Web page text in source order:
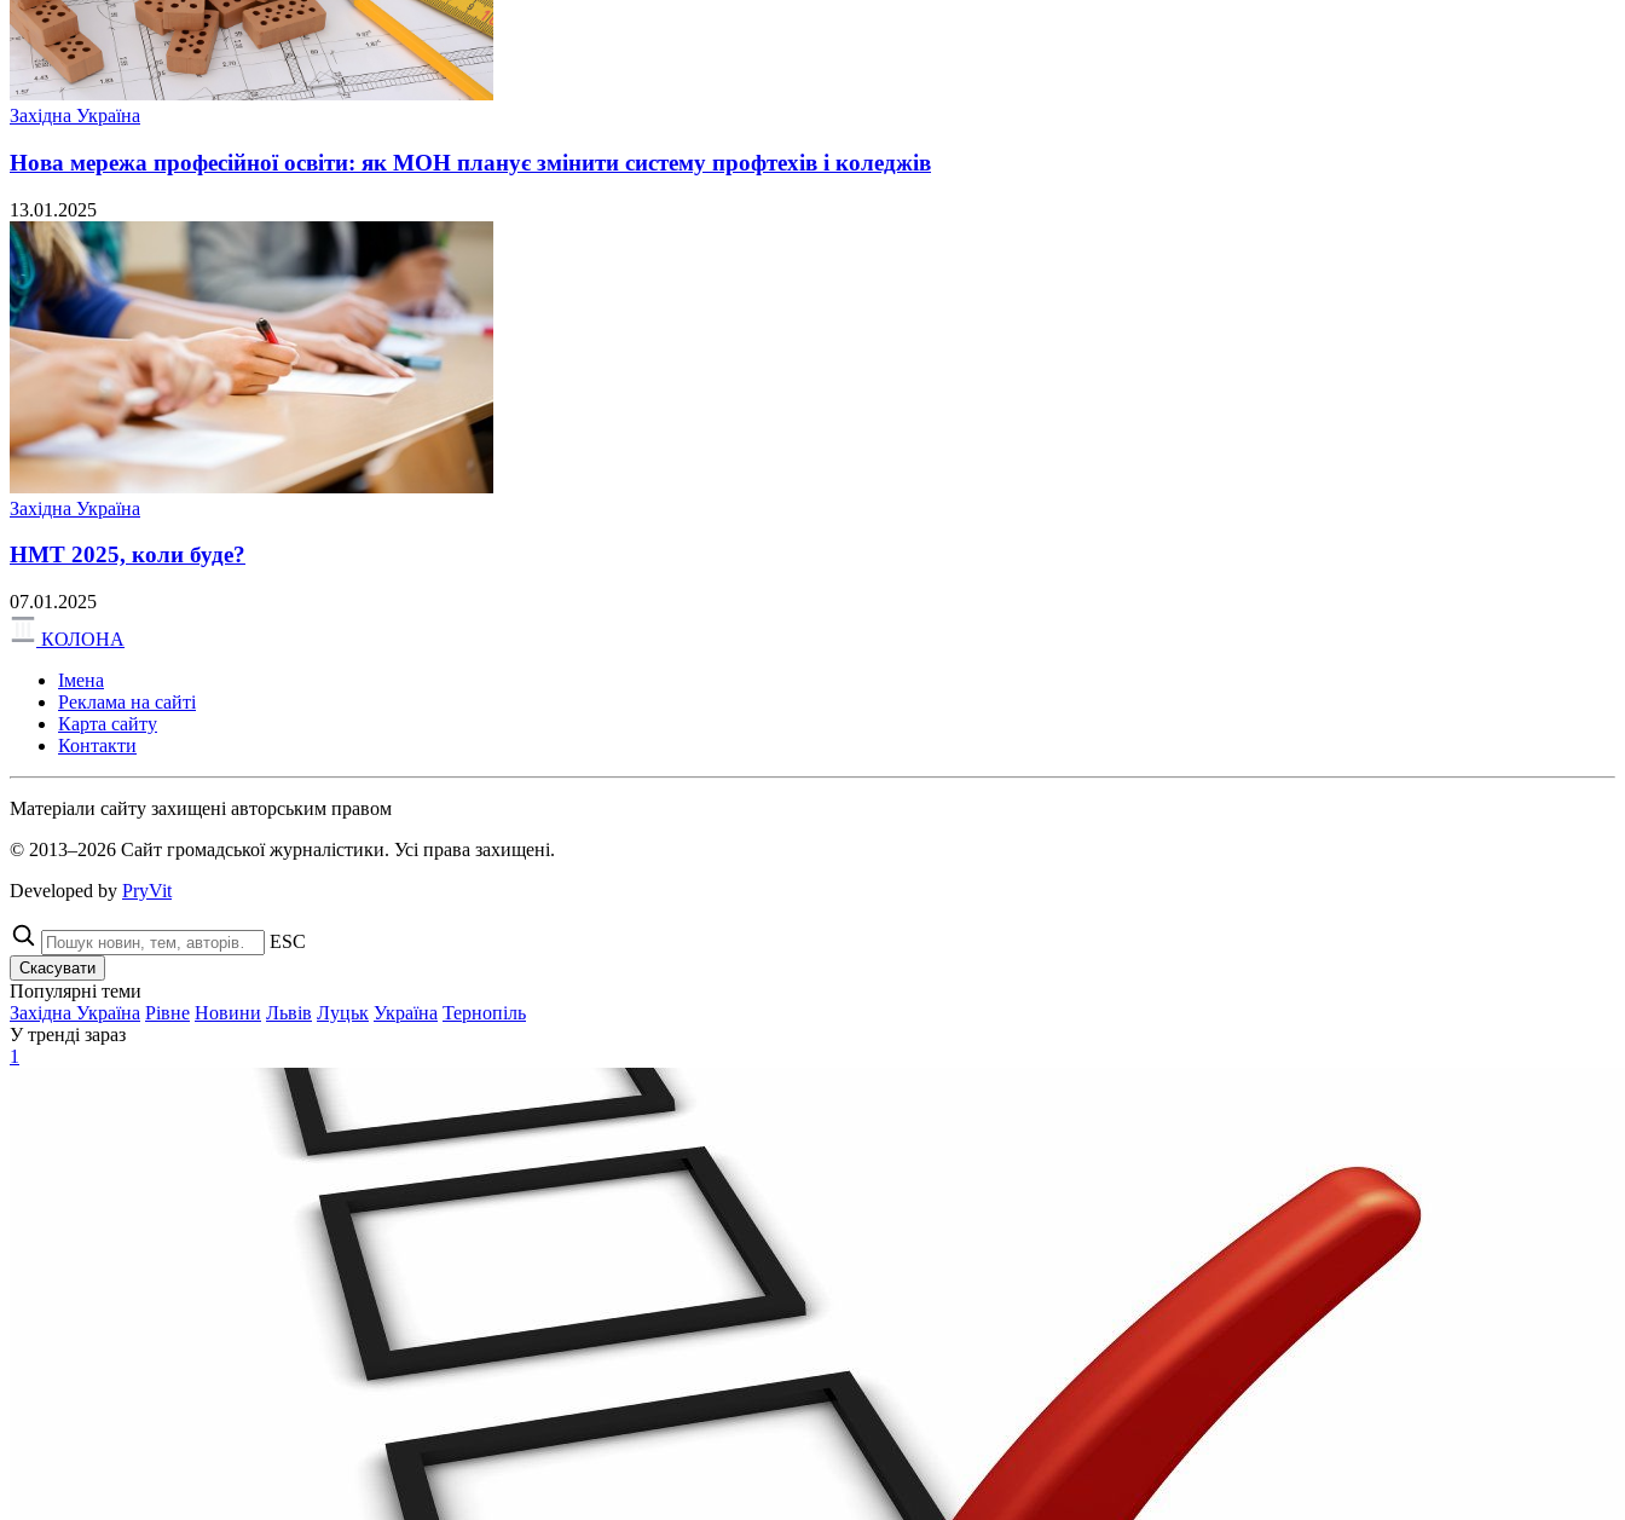
Західна Україна
Нова мережа професійної освіти: як МОН планує змінити систему профтехів і коледжів
13.01.2025
Західна Україна
НМТ 2025, коли буде?
07.01.2025
КОЛОНА
Імена
Реклама на сайті
Карта сайту
Контакти
Матеріали сайту захищені авторським правом
© 2013–2026 Сайт громадської журналістики. Усі права захищені.
Developed by PryVit
ESC
Скасувати
Популярні теми
Західна Україна Рівне Новини Львів Луцьк Україна Тернопіль
У тренді зараз
1